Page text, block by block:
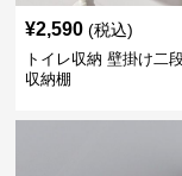
¥2,590 (税込)
トイレ収納 壁掛け二
収納棚